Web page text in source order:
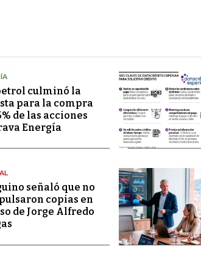
culminó la
para la compra
de las acciones
Energía
señaló que no
copias en
de Jorge Alfredo